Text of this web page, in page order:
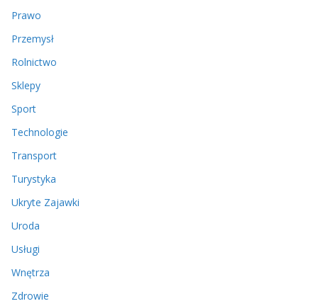
Prawo
Przemysł
Rolnictwo
Sklepy
Sport
Technologie
Transport
Turystyka
Ukryte Zajawki
Uroda
Usługi
Wnętrza
Zdrowie